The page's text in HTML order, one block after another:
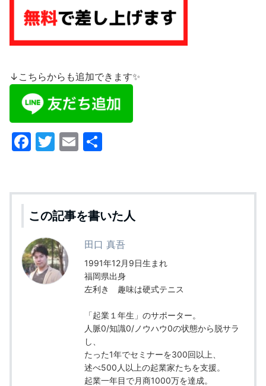
↓こちらからも追加できます✨
F
e
b
o
o
k
T
er
E
l
この記事を書いた人
田口 真吾
1991年12月9日生まれ
福岡県出身
左利き 趣味は硬式テニス
「起業１年生」のサポーター。
人脈0/知識0/ノウハウ0の状態から脱サラ
し、
たった1年でセミナーを300回以上、
述べ500人以上の起業家たちを支援。
起業一年目で月商1000万を達成。